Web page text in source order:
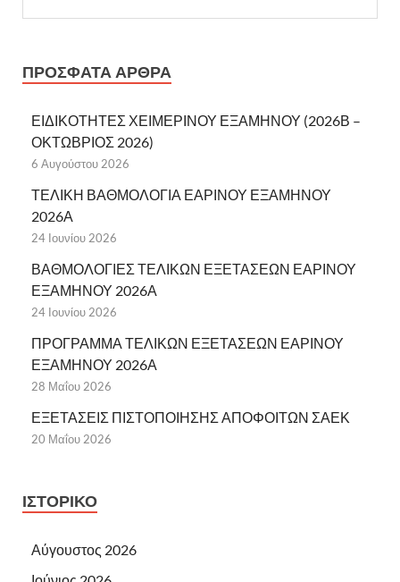
ΠΡΌΣΦΑΤΑ ΆΡΘΡΑ
ΕΙΔΙΚΟΤΗΤΕΣ ΧΕΙΜΕΡΙΝΟΥ ΕΞΑΜΗΝΟΥ (2026Β –
ΟΚΤΩΒΡΙΟΣ 2026)
6 Αυγούστου 2026
ΤΕΛΙΚΗ ΒΑΘΜΟΛΟΓΙΑ ΕΑΡΙΝΟΥ ΕΞΑΜΗΝΟΥ
2026Α
24 Ιουνίου 2026
ΒΑΘΜΟΛΟΓΙΕΣ ΤΕΛΙΚΩΝ ΕΞΕΤΑΣΕΩΝ ΕΑΡΙΝΟΥ
ΕΞΑΜΗΝΟΥ 2026Α
24 Ιουνίου 2026
ΠΡΟΓΡΑΜΜΑ ΤΕΛΙΚΩΝ ΕΞΕΤΑΣΕΩΝ ΕΑΡΙΝΟΥ
ΕΞΑΜΗΝΟΥ 2026Α
28 Μαΐου 2026
ΕΞΕΤΑΣΕΙΣ ΠΙΣΤΟΠΟΙΗΣΗΣ ΑΠΟΦΟΙΤΩΝ ΣΑΕΚ
20 Μαΐου 2026
ΙΣΤΟΡΙΚΌ
Αύγουστος 2026